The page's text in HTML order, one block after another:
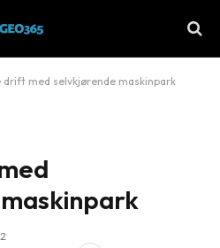
drift med selvkjørende maskinpark